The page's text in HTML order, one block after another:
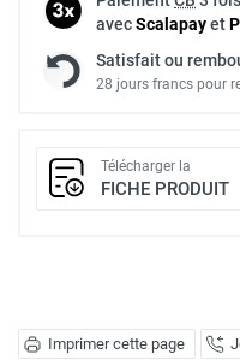
Imprimer cette page
avecScalapayet
Satisfait ou
28 jours francs pour
Télécharger la
FICHE PRODUIT